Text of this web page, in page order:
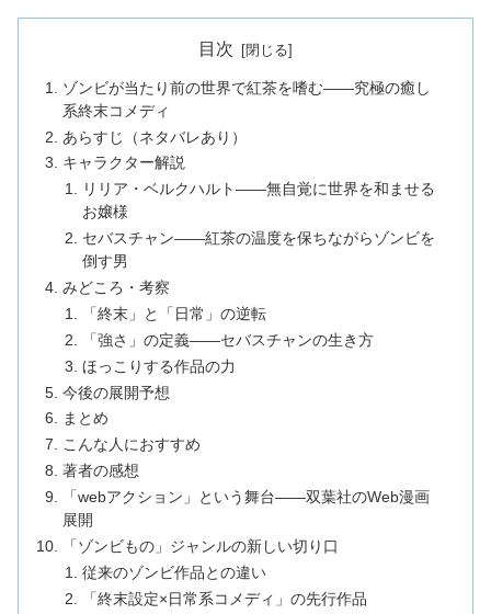
目次
ゾンビが当たり前の世界で紅茶を嗜む——究極の癒し
系終末コメディ
あらすじ（ネタバレあり）
キャラクター解説
リリア・ベルクハルト——無自覚に世界を和ませる
お嬢様
セバスチャン——紅茶の温度を保ちながらゾンビを
倒す男
みどころ・考察
「終末」と「日常」の逆転
「強さ」の定義——セバスチャンの生き方
ほっこりする作品の力
今後の展開予想
まとめ
こんな人におすすめ
著者の感想
「webアクション」という舞台——双葉社のWeb漫画
展開
「ゾンビもの」ジャンルの新しい切り口
従来のゾンビ作品との違い
「終末設定×日常系コメディ」の先行作品